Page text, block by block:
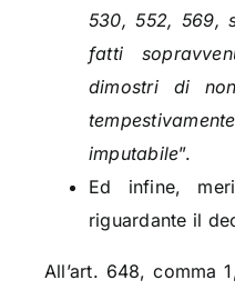
530, 552, 569,
fatti
dimostri di
imputabile”.
Ed infine,
riguardante il
All’art. 648, comma